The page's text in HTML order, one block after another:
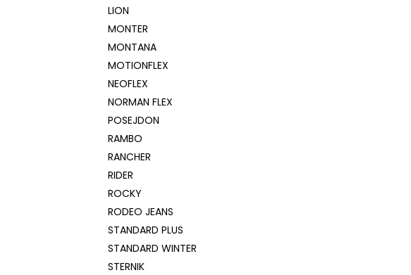
LION
MONTER
MONTANA
MOTIONFLEX
NEOFLEX
NORMAN FLEX
POSEJDON
RAMBO
RANCHER
RIDER
ROCKY
RODEO JEANS
STANDARD PLUS
STANDARD WINTER
STERNIK